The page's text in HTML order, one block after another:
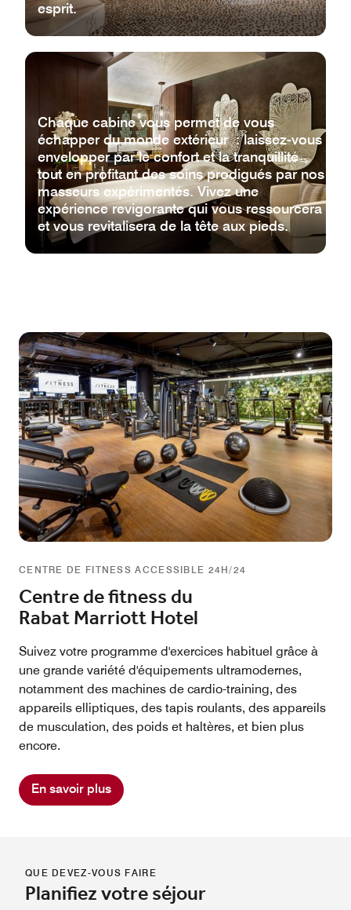
esprit.
Chaque cabine vous permet de vous
échapper du monde extérieur : laissez-vous
envelopper par le confort et la tranquillité
tout en profitant des soins prodigués par nos
masseurs expérimentés. Vivez une
expérience revigorante qui vous ressourcera
et vous revitalisera de la tête aux pieds.
CENTRE DE FITNESS ACCESSIBLE 24H/24
Centre de fitness du
Rabat Marriott Hotel
Suivez votre programme d'exercices habituel grâce à
une grande variété d'équipements ultramodernes,
notamment des machines de cardio-training, des
appareils elliptiques, des tapis roulants, des appareils
de musculation, des poids et haltères, et bien plus
encore.
En savoir plus
QUE DEVEZ-VOUS FAIRE
Planifiez votre séjour